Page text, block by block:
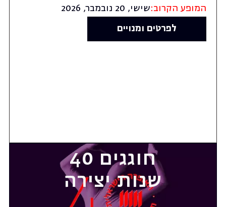
המופע הקרוב:שישי, 20 נובמבר, 2026
לפרטים ומנויים
חוגגים 40
שנות יצירה